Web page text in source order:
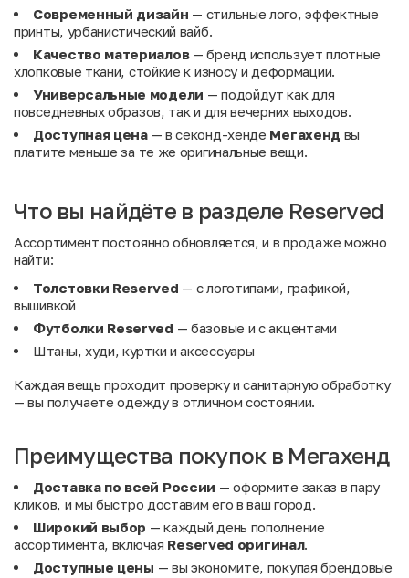
Современный дизайн — стильные лого, эффектные
принты, урбанистический вайб.
Качество материалов— бренд использует плотные
хлопковые ткани, стойкие к износу и деформации.
Универсальные модели — подойдут как для
повседневных образов, так и для вечерних выходов.
Доступная цена— в секонд-хенде Мегахенд вы
платите меньше за те же оригинальные вещи.
Что вы найдёте в разделе Reserved
Ассортимент постоянно обновляется, и в продаже можно
найти:
Толстовки Reserved — с логотипами, графикой,
вышивкой
Футболки Reserved — базовые и с акцентами
Штаны, худи, куртки и аксессуары
Каждая вещь проходит проверку и санитарную обработку
— вы получаете одежду в отличном состоянии.
Преимущества покупок в Мегахенд
Доставка по всей России — оформите заказ в пару
кликов, и мы быстро доставим его в ваш город.
Широкий выбор — каждый день пополнение
ассортимента, включая Reserved оригинал.
Доступные цены — вы экономите, покупая брендовые